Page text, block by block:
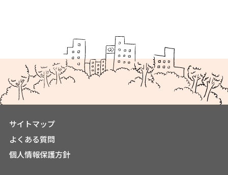
サイトマップ
よくある質問
個人情報保護方針